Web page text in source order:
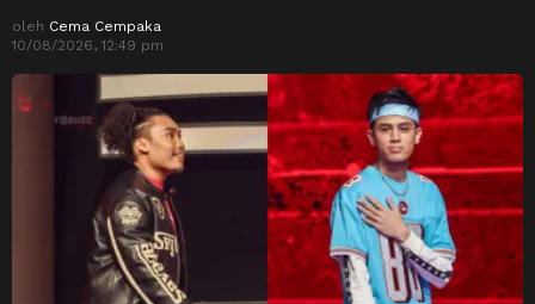
oleh Cema Cempaka
10/08/2026, 12:49 pm